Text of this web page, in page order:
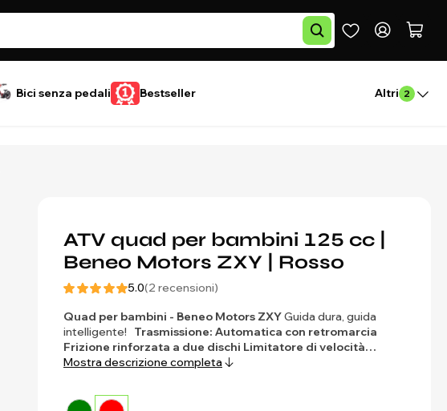
Bici senza pedali Bestseller Altri 2
ATV quad per bambini 125 cc |
Beneo Motors ZXY | Rosso
5.0(2 recensioni)
Quad per bambini - Beneo Motors ZXYGuida dura, guida
intelligente! Trasmissione: Automatica con retromarcia
Frizione rinforzata a due dischi Limitatore di velocità…
Mostra descrizione completa